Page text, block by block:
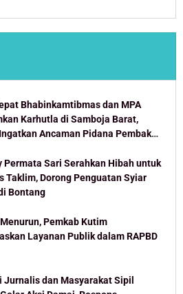
Bhabinkamtibmas dan MPA
Karhutla di Samboja Barat,
Ancaman Pidana Pembakar
Permata Sari Serahkan Hibah untuk
Taklim, Dorong Penguatan Syiar
Bontang
Pemkab Kutim
Layanan Publik dalam RAPBD
Jurnalis dan Masyarakat Sipil